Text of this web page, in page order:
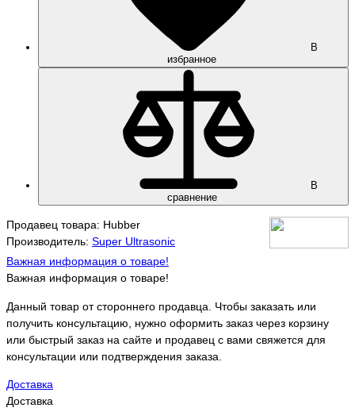
В
избранное
В
сравнение
Продавец товара: Hubber
Производитель: Super Ultrasonic
Важная информация о товаре!
Важная информация о товаре!
Данный товар от стороннего продавца. Чтобы заказать или
получить консультацию, нужно оформить заказ через корзину
или быстрый заказ на сайте и продавец с вами свяжется для
консультации или подтверждения заказа.
Доставка
Доставка